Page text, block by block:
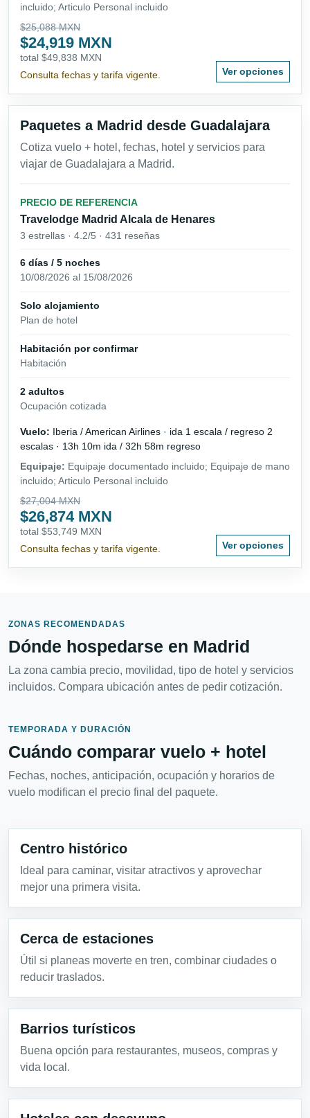
incluido; Articulo Personal incluido
$25,088 MXN
$24,919 MXN
total $49,838 MXN
Consulta fechas y tarifa vigente.
Ver opciones
Paquetes a Madrid desde Guadalajara
Cotiza vuelo + hotel, fechas, hotel y servicios para
viajar de Guadalajara a Madrid.
PRECIO DE REFERENCIA
Travelodge Madrid Alcala de Henares
3 estrellas · 4.2/5 · 431 reseñas
6 días / 5 noches
10/08/2026 al 15/08/2026
Solo alojamiento
Plan de hotel
Habitación por confirmar
Habitación
2 adultos
Ocupación cotizada
Vuelo: Iberia / American Airlines · ida 1 escala / regreso 2
escalas · 13h 10m ida / 32h 58m regreso
Equipaje: Equipaje documentado incluido; Equipaje de mano
incluido; Articulo Personal incluido
$27,004 MXN
$26,874 MXN
total $53,749 MXN
Consulta fechas y tarifa vigente.
Ver opciones
ZONAS RECOMENDADAS
Dónde hospedarse en Madrid
La zona cambia precio, movilidad, tipo de hotel y servicios
incluidos. Compara ubicación antes de pedir cotización.
TEMPORADA Y DURACIÓN
Cuándo comparar vuelo + hotel
Fechas, noches, anticipación, ocupación y horarios de
vuelo modifican el precio final del paquete.
Centro histórico
Ideal para caminar, visitar atractivos y aprovechar
mejor una primera visita.
Cerca de estaciones
Útil si planeas moverte en tren, combinar ciudades o
reducir traslados.
Barrios turísticos
Buena opción para restaurantes, museos, compras y
vida local.